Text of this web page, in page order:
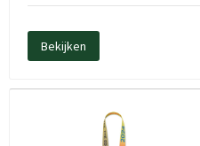
Bekijken